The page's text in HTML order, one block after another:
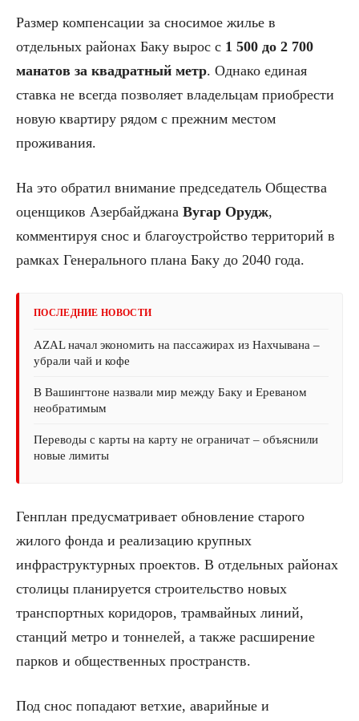
Размер компенсации за сносимое жилье в
отдельных районах Баку вырос с 1 500 до 2 700
манатов за квадратный метр. Однако единая
ставка не всегда позволяет владельцам приобрести
новую квартиру рядом с прежним местом
проживания.
На это обратил внимание председатель Общества
оценщиков Азербайджана Вугар Орудж,
комментируя снос и благоустройство территорий в
рамках Генерального плана Баку до 2040 года.
ПОСЛЕДНИЕ НОВОСТИ
AZAL начал экономить на пассажирах из Нахчывана –
убрали чай и кофе
В Вашингтоне назвали мир между Баку и Ереваном
необратимым
Переводы с карты на карту не ограничат – объяснили
новые лимиты
Генплан предусматривает обновление старого
жилого фонда и реализацию крупных
инфраструктурных проектов. В отдельных районах
столицы планируется строительство новых
транспортных коридоров, трамвайных линий,
станций метро и тоннелей, а также расширение
парков и общественных пространств.
Под снос попадают ветхие, аварийные и